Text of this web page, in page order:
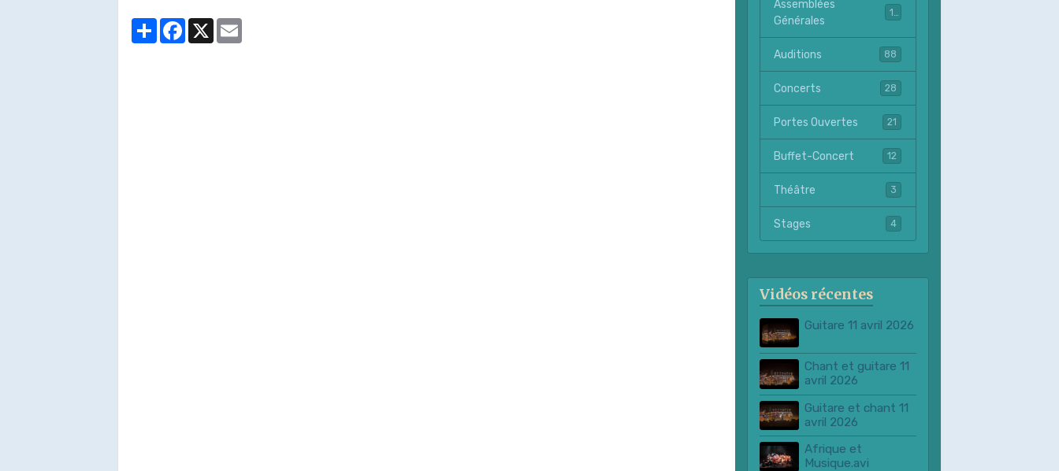
PartagerFacebook
X
Assemblées
Générales
Auditions 88
Concerts 28
Portes Ouvertes 21
Buffet-Concert 12
Théâtre 3
Stages 4
Vidéos récentes
Guitare 11 avril 2026
Chant et guitare 11
avril 2026
Guitare et chant 11
avril 2026
Afrique et
Musique.avi